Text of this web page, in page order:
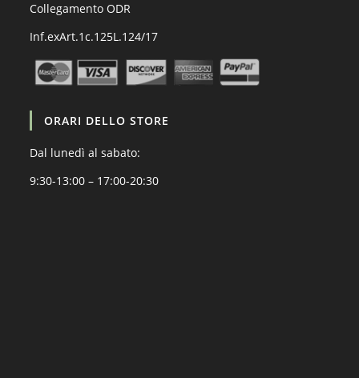
Collegamento ODR
Inf.exArt.1c.125L.124/17
ORARI DELLO STORE
Dal lunedì al sabato:
9:30-13:00 – 17:00-20:30